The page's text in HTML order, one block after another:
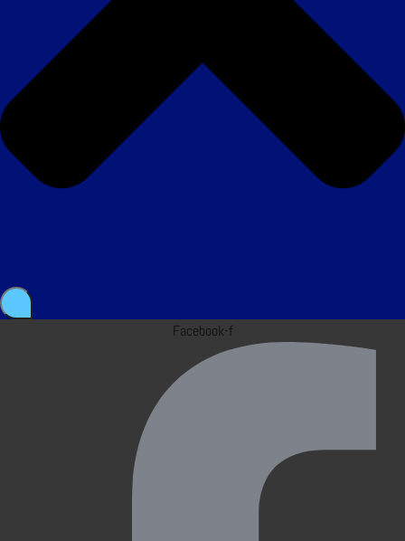
Facebook-f